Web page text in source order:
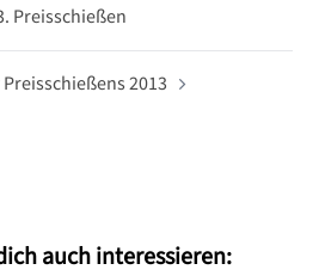
Preisschießen
2013
auch interessieren: